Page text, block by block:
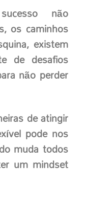
não
os caminhos
existem
de desafios
não perder
de atingir
pode nos
muda todos
um mindset